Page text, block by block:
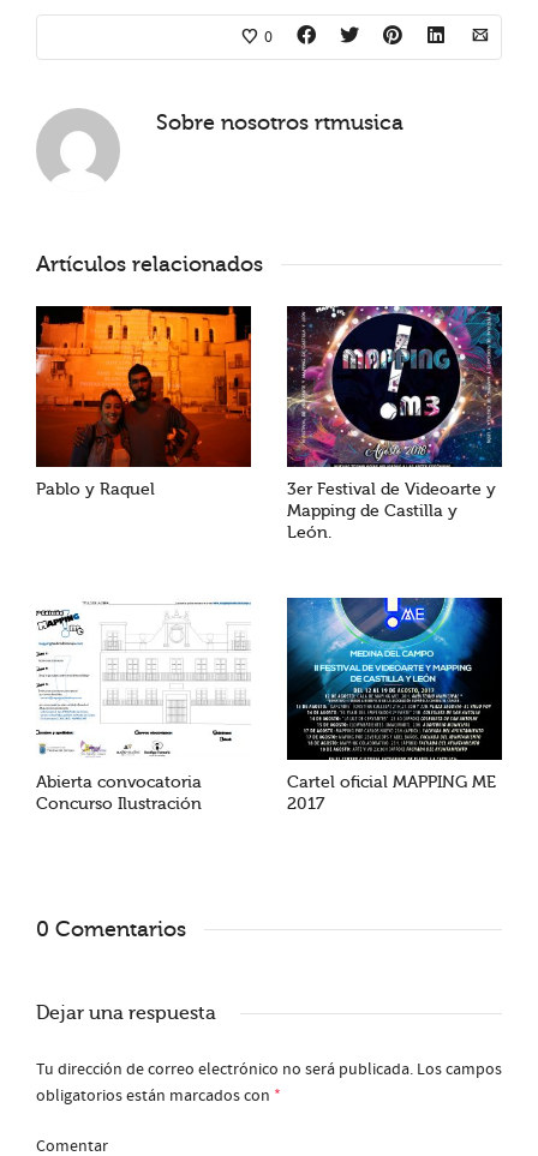
0
Sobre nosotros rtmusica
Artículos relacionados
Pablo y Raquel
3er Festival de Videoarte y
Mapping de Castilla y
León.
Abierta convocatoria
Concurso Ilustración
Cartel oficial MAPPING ME
2017
0 Comentarios
Dejar una respuesta
Tu dirección de correo electrónico no será publicada. Los campos
obligatorios están marcados con *
Comentar